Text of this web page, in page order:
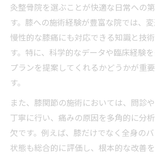
灸整骨院を選ぶことが快適な日常への
す。膝への施術経験が豊富な院では、
慢性的な膝痛にも対応できる知識と技
す。特に、科学的なデータや臨床経験
プランを提案してくれるかどうかが重
す。
また、膝関節の施術においては、問診
丁寧に行い、痛みの原因を多角的に分
欠です。例えば、膝だけでなく全身の
状態も総合的に評価し、根本的な改善